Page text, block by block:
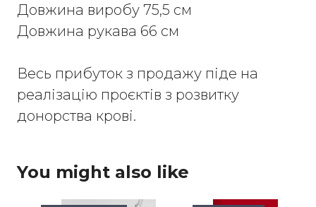
Довжина виробу 75,5 см
Довжина рукава 66 см
Весь прибуток з продажу піде на
реалізацію проєктів з розвитку
донорства крові.
You might also like